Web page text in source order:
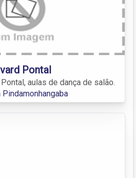
Pontal
aulas de dança de salão.